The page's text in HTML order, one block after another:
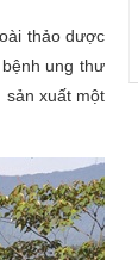
thảo dược
ung thư
sản xuất một